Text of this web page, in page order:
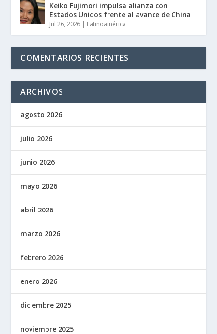
Keiko Fujimori impulsa alianza con
Estados Unidos frente al avance de China
Jul 26, 2026 | Latinoamérica
COMENTARIOS RECIENTES
ARCHIVOS
agosto 2026
julio 2026
junio 2026
mayo 2026
abril 2026
marzo 2026
febrero 2026
enero 2026
diciembre 2025
noviembre 2025